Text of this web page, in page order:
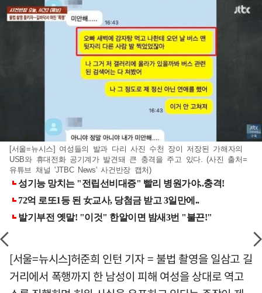
[서울=뉴시스] 여성들의 발과 다리 사진 수천 장이 저장된 가해자의
USB와 휴대전화 공기계가 발견돼 큰 충격을 주고 있다. (사진 출처=
유튜브 채널 'JTBC News' 사건반장 캡처)
[서울=뉴시스]허준희 인턴 기자 = 불법 촬영을 일삼고 길
거리에서 폭행까지 한 남성이 피해 여성을 상대로 역고